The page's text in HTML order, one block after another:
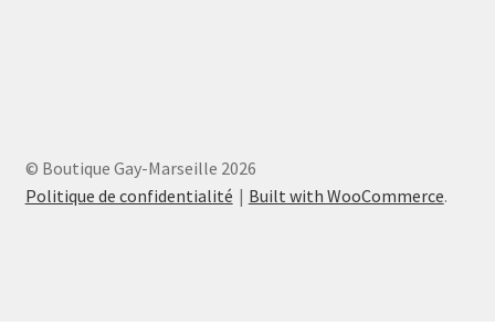
© Boutique Gay-Marseille 2026
Politique de confidentialité
Built with WooCommerce.